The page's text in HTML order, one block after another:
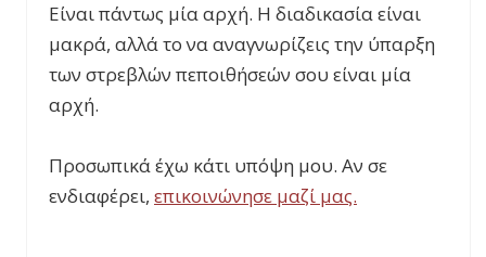
Είναι πάντως μία αρχή. Η διαδικασία είναι
μακρά, αλλά το να αναγνωρίζεις την ύπαρξη
των στρεβλών πεποιθήσεών σου είναι μία
αρχή.
Προσωπικά έχω κάτι υπόψη μου. Αν σε
ενδιαφέρει, επικοινώνησε μαζί μας.